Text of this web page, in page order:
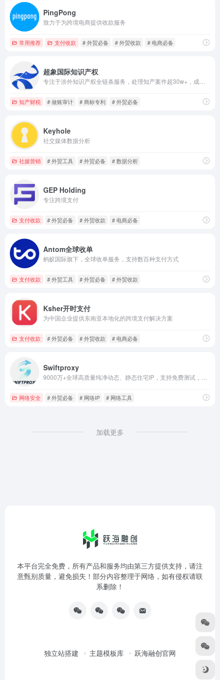
PingPong
致力于为跨境电商提供收款服务
常用推荐 支付收款 # 外贸必备 # 外贸收款 # 电商必备
超象国际知识产权
知产财税 # 做账审计 # 商标专利 # 外贸必备
Keyhole
社交媒体数据分析
社媒营销 # 外贸工具 # 外贸必备 # 数据分析
GEP Holding
专注跨境支付
支付收款 # 外贸必备 # 外贸收款 # 电商必备
Antom全球收单
蚂蚁国际旗下，全球收单服务，支持数百种支付方式
支付收款 # 外贸工具 # 外贸必备 # 外贸收款
Ksher开时支付
为中国企业提供东南亚本地化的跨境支付解决方案
支付收款 # 外贸必备 # 外贸收款 # 电商必备
Swiftproxy
网络安全 # 外贸必备 # 网络IP # 网络工具
加载更多
本平台完全免费，所有产品和服务均由第三方提供支持，请注
意甄别质量，避免损失！部分内容整理于网络，如有侵权请联
系删除！
独立站搭建 主题模板库 跃海融创官网